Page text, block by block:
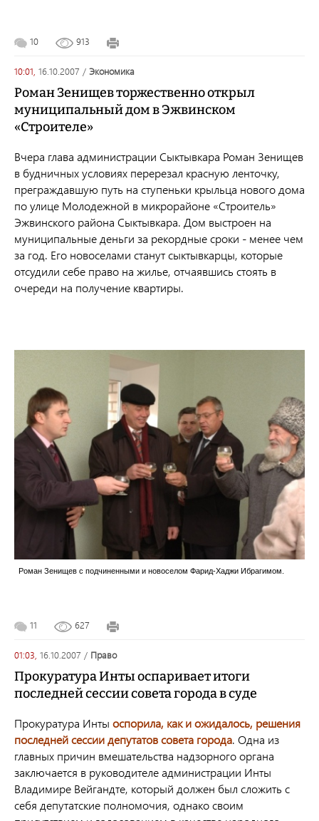
10 913
10:01, 16.10.2007 / экономика
Роман Зенищев торжественно открыл
муниципальный дом в Эжвинском
«Строителе»
Вчера глава администрации Сыктывкара Роман Зенищев
в будничных условиях перерезал красную ленточку,
преграждавшую путь на ступеньки крыльца нового дома
по улице Молодежной в микрорайоне «Строитель»
Эжвинского района Сыктывкара. Дом выстроен на
муниципальные деньги за рекордные сроки - менее чем
за год. Его новоселами станут сыктывкарцы, которые
отсудили себе право на жилье, отчаявшись стоять в
очереди на получение квартиры.
Роман Зенищев с подчиненными и новоселом Фарид-Хаджи Ибрагимом.
11 627
01:03, 16.10.2007 / право
Прокуратура Инты оспаривает итоги
последней сессии совета города в суде
Прокуратура Инты оспорила, как и ожидалось, решения
последней сессии депутатов совета города. Одна из
главных причин вмешательства надзорного органа
заключается в руководителе администрации Инты
Владимире Вейгандте, который должен был сложить с
себя депутатские полномочия, однако своим